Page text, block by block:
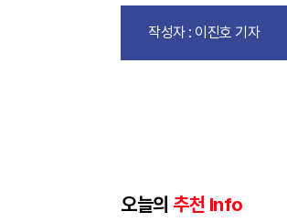
작성자 : 이진호 기자
오늘의 추천 Info